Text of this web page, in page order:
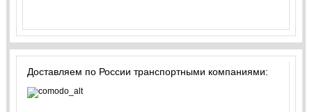
Доставляем по России транспортными компаниями: